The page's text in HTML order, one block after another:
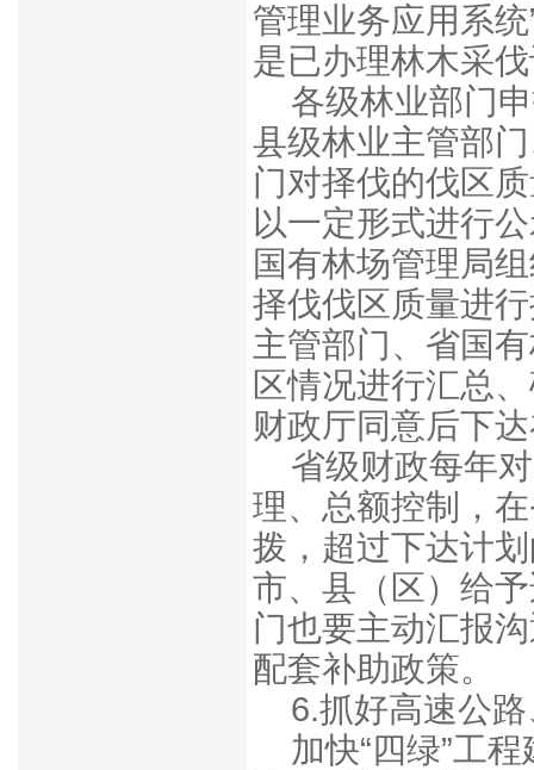
管理业务应用系
是已办理林木采
各级林业部门
县级林业主管部
门对择伐的伐区
以一定形式进行
国有林场管理局
择伐伐区质量进
主管部门、省国
区情况进行汇总
财政厅同意后下
省级财政每年
理、总额控制，
拨，超过下达计
市、县（区）给
门也要主动汇报
配套补助政策。
6.抓好高速公
加快“四绿”工